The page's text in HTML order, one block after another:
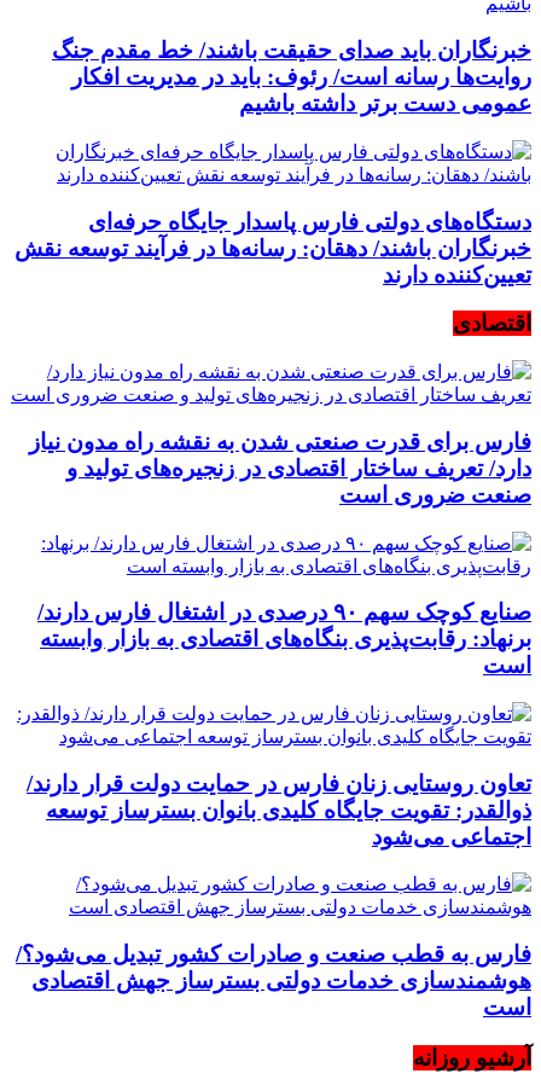
خبرنگاران باید صدای حقیقت باشند/ خط مقدم جنگ
روایت‌ها رسانه است/ رئوف: باید در مدیریت افکار
عمومی دست برتر داشته باشیم
دستگاه‌های دولتی فارس پاسدار جایگاه حرفه‌ای
خبرنگاران باشند/ دهقان: رسانه‌ها در فرآیند توسعه نقش
تعیین‌کننده دارند
اقتصادی
فارس برای قدرت صنعتی شدن به نقشه راه مدون نیاز
دارد/ تعریف ساختار اقتصادی در زنجیره‌های تولید و
صنعت ضروری است
صنایع کوچک سهم ۹۰ درصدی در اشتغال فارس دارند/
برنهاد: رقابت‌پذیری بنگاه‌های اقتصادی به بازار وابسته
است
تعاون روستایی زنان فارس در حمایت دولت قرار دارند/
ذوالقدر: تقویت جایگاه کلیدی بانوان بسترساز توسعه
اجتماعی می‌شود
فارس به قطب صنعت و صادرات کشور تبدیل می‌شود؟/
هوشمندسازی خدمات دولتی بسترساز جهش اقتصادی
است
آرشیو روزانه